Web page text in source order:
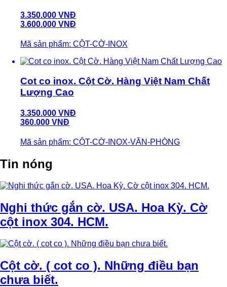
3.350.000 VNĐ
3.600.000 VNĐ
Mã sản phẩm: CỘT-CỜ-INOX
Cot co inox. Cột Cờ. Hàng Việt Nam Chất
Lượng Cao
3.350.000 VNĐ
360.000 VNĐ
Mã sản phẩm: CỘT-CỜ-INOX-VĂN-PHÒNG
Tin nóng
Nghi thức gắn cờ. USA. Hoa Kỳ. Cờ
cột inox 304. HCM.
Cột cờ. ( cot co ). Những điều bạn
chưa biết.